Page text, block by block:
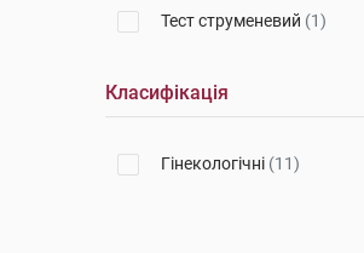
Тест струменевий (1)
Класифікація
Гінекологічні (11)